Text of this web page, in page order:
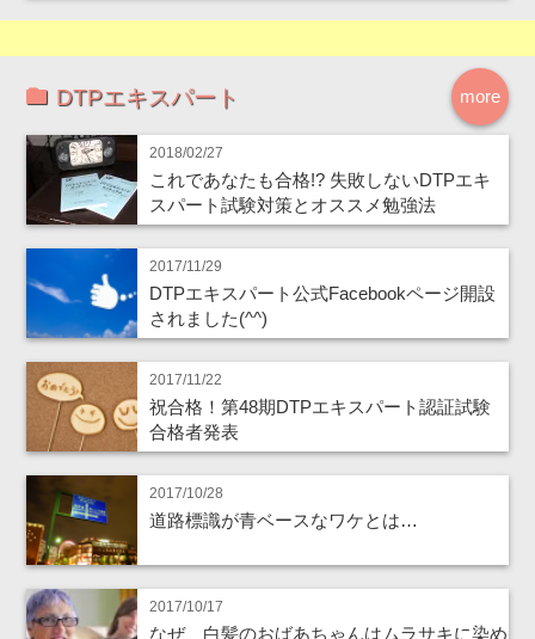
more
DTPエキスパート
2018/02/27
これであなたも合格!? 失敗しないDTPエキ
スパート試験対策とオススメ勉強法
2017/11/29
DTPエキスパート公式Facebookページ開設
されました(^^)
2017/11/22
祝合格！第48期DTPエキスパート認証試験
合格者発表
2017/10/28
道路標識が青ベースなワケとは…
2017/10/17
なぜ、白髪のおばあちゃんはムラサキに染め